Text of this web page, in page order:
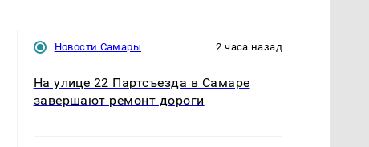
Новости Самары 2 часа назад
На улице 22 Партсъезда в Самаре
завершают ремонт дороги